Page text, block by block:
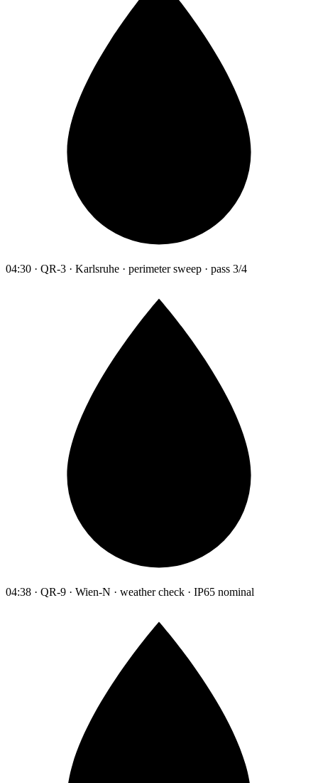
04:30 · QR-3 · Karlsruhe · perimeter sweep · pass 3/4
04:38 · QR-9 · Wien-N · weather check · IP65 nominal